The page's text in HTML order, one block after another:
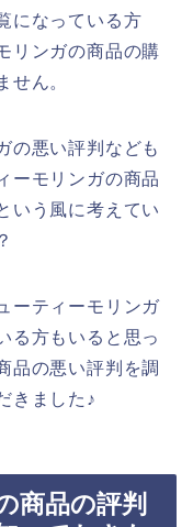
になっている方
リンガの商品の購
せん。
の悪い評判なども
ーモリンガの商品
いう風に考えてい
ーティーモリンガ
る方もいると思っ
品の悪い評判を調
きました♪
商品の評判